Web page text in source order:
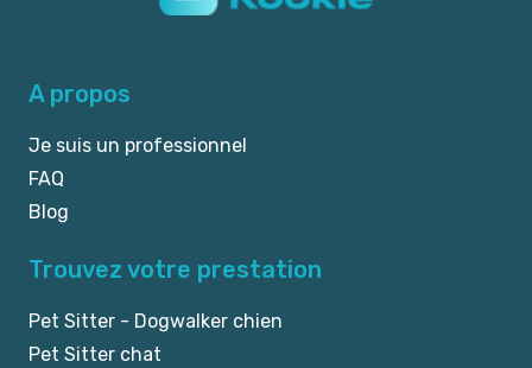
A propos
Je suis un professionnel
FAQ
Blog
Trouvez votre prestation
Pet Sitter - Dogwalker chien
Pet Sitter chat